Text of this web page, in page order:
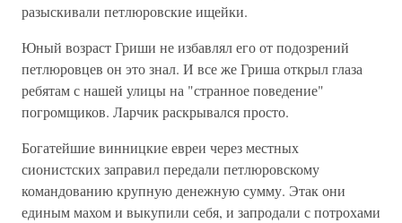
разыскивали петлюровские ищейки.
Юный возраст Гриши не избавлял его от подозрений
петлюровцев он это знал. И все же Гриша открыл глаза
ребятам с нашей улицы на "странное поведение"
погромщиков. Ларчик раскрывался просто.
Богатейшие винницкие евреи через местных
сионистских заправил передали петлюровскому
командованию крупную денежную сумму. Этак они
единым махом и выкупили себя, и запродали с потрохами